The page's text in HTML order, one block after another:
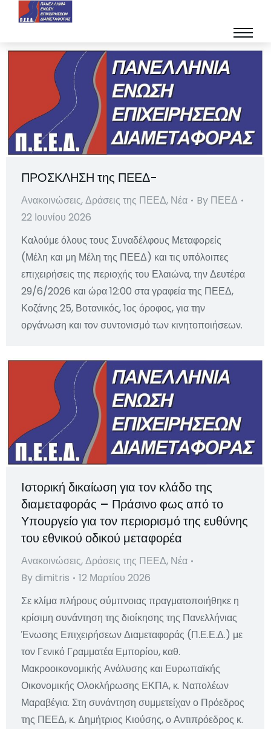
ΠΡΟΣΚΛΗΣΗ της ΠΕΕΔ-
Ανακοινώσεις,Δράσεις της ΠΕΕΔ, Νέα By ΠΕΕΔ
22 Ιουνίου 2026
Καλούμε όλους τους Συναδέλφους Μεταφορείς
(Μέλη και μη Μέλη της ΠΕΕΔ) και τις υπόλοιπες
επιχειρήσεις της περιοχής του Ελαιώνα, την Δευτέρα
29/6/2026 και ώρα 12:00 στα γραφεία της ΠΕΕΔ,
Κοζάνης 25, Βοτανικός, 1ος όροφος, για την
οργάνωση και τον συντονισμό των κινητοποιήσεων.
Ιστορική δικαίωση για τον κλάδο της
διαμεταφοράς – Πράσινο φως από το
Υπουργείο για τον περιορισμό της ευθύνης
του εθνικού οδικού μεταφορέα
Ανακοινώσεις,Δράσεις της ΠΕΕΔ, Νέα
Bydimitris
12 Μαρτίου 2026
Σε κλίμα πλήρους σύμπνοιας πραγματοποιήθηκε η
κρίσιμη συνάντηση της διοίκησης της Πανελλήνιας
Ένωσης Επιχειρήσεων Διαμεταφοράς (Π.Ε.Ε.Δ.) με
τον Γενικό Γραμματέα Εμπορίου, καθ.
Μακροοικονομικής Ανάλυσης και Ευρωπαϊκής
Οικονομικής Ολοκλήρωσης ΕΚΠΑ, κ. Ναπολέων
Μαραβέγια. Στη συνάντηση συμμετείχαν ο Πρόεδρος
της ΠΕΕΔ, κ. Δημήτριος Κιούσης, ο Αντιπρόεδρος κ.